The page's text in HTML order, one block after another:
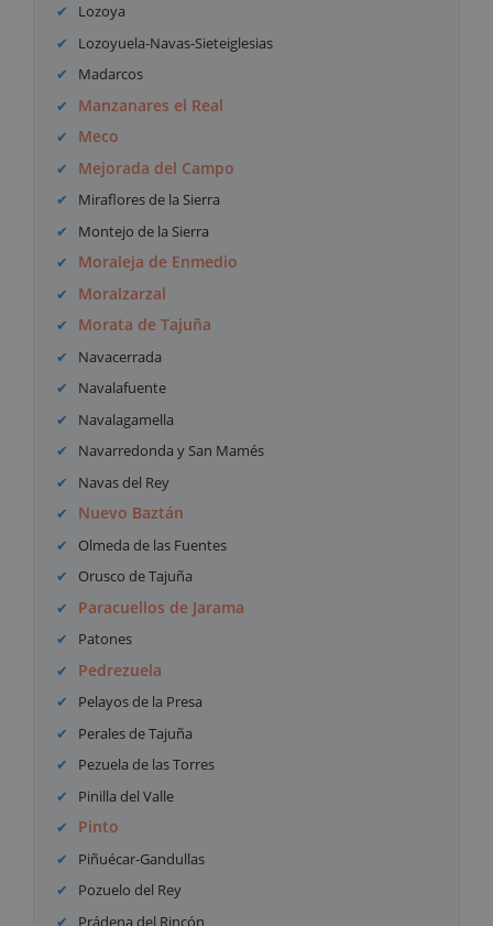
Lozoya
Lozoyuela-Navas-Sieteiglesias
Madarcos
Manzanares el Real
Meco
Mejorada del Campo
Miraflores de la Sierra
Montejo de la Sierra
Moraleja de Enmedio
Moralzarzal
Morata de Tajuña
Navacerrada
Navalafuente
Navalagamella
Navarredonda y San Mamés
Navas del Rey
Nuevo Baztán
Olmeda de las Fuentes
Orusco de Tajuña
Paracuellos de Jarama
Patones
Pedrezuela
Pelayos de la Presa
Perales de Tajuña
Pezuela de las Torres
Pinilla del Valle
Pinto
Piñuécar-Gandullas
Pozuelo del Rey
Prádena del Rincón